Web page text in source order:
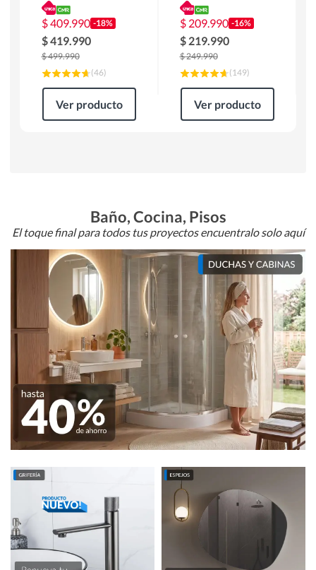
180 x 90 x 76 cm
Café
$409.990 -18%
$419.990
$499.990
(46)
Ver producto
Atlanta 91x101x94
cm Negro
$ 209.990 -16%
$ 219.990
$249.990
(149)
Ver producto
Baño, Cocina, Pisos
El toque final para todos tus proyectos encuentralo solo aquí